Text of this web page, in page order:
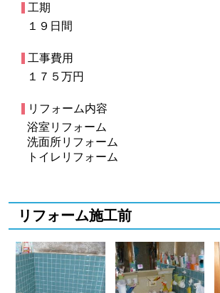
工期
１９日間
工事費用
１７５万円
リフォーム内容
浴室リフォーム
洗面所リフォーム
トイレリフォーム
リフォーム施工前